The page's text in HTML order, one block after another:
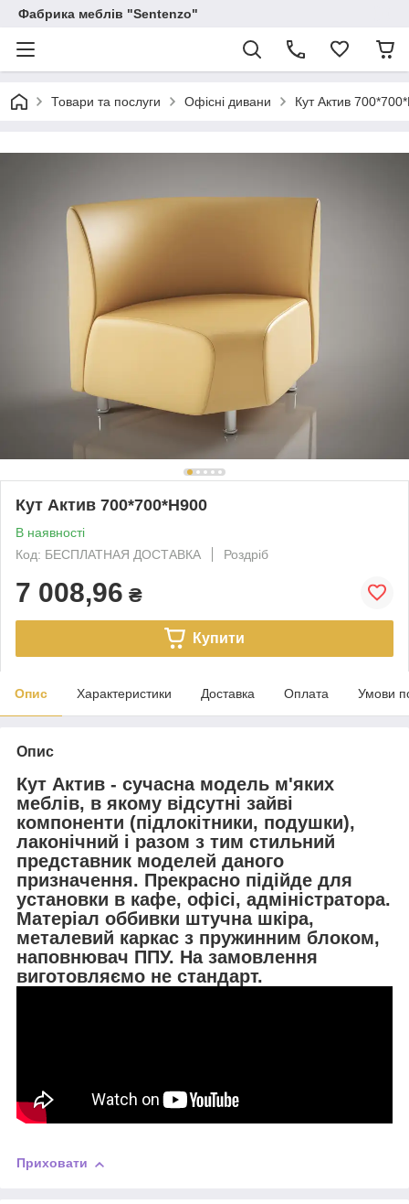
Фабрика меблів "Sentenzo"
Товари та послуги Офісні дивани Кут Актив
Кут Актив 700*700*Н900
В наявності
Код: БЕСПЛАТНАЯ ДОСТАВКА
Роздріб
7 008,96 ₴
Купити
Опис Характеристики Доставка Оплата Умови
Опис
Кут Актив - сучасна модель м'яких
меблів, в якому відсутні зайві
компоненти (підлокітники, подушки),
лаконічний і разом з тим стильний
представник моделей даного
призначення. Прекрасно підійде для
установки в кафе, офісі, адміністратора.
Матеріал оббивки штучна шкіра,
металевий каркас з пружинним блоком,
наповнювач ППУ. На замовлення
виготовляємо не стандарт.
Приховати